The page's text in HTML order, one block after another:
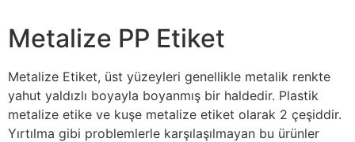
Metalize PP Etiket
Metalize Etiket, üst yüzeyleri genellikle metalik renkte
yahut yaldızlı boyayla boyanmış bir haldedir. Plastik
metalize etike ve kuşe metalize etiket olarak 2 çeşiddir.
Yırtılma gibi problemlerle karşılaşılmayan bu ürünler